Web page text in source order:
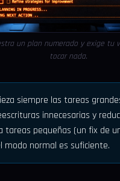
un plan numerado y exige tu
tocar nada.
siempre las tareas
innecesarias y
tareas pequeñas (un fix de
modo normal es suficiente.